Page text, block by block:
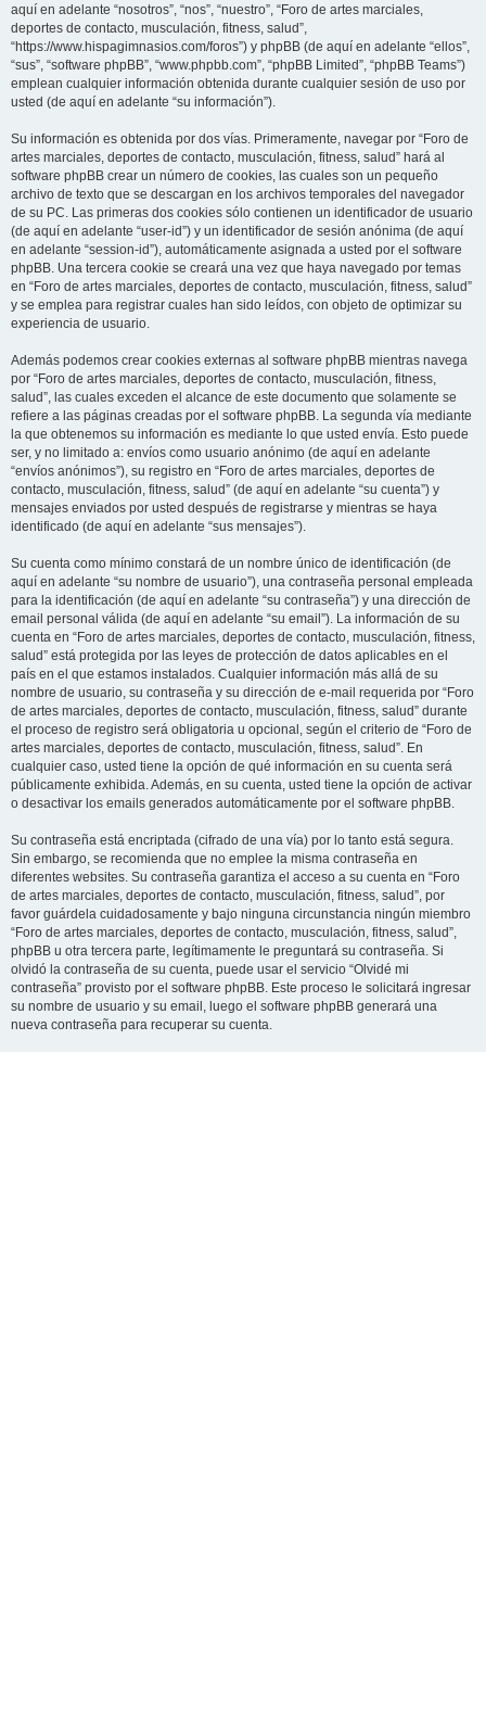
aquí en adelante “nosotros”, “nos”, “nuestro”, “Foro de artes marciales,
deportes de contacto, musculación, fitness, salud”,
“https://www.hispagimnasios.com/foros”) y phpBB (de aquí en adelante “ellos”,
“sus”, “software phpBB”, “www.phpbb.com”, “phpBB Limited”, “phpBB Teams”)
emplean cualquier información obtenida durante cualquier sesión de uso por
usted (de aquí en adelante “su información”).
Su información es obtenida por dos vías. Primeramente, navegar por “Foro de
artes marciales, deportes de contacto, musculación, fitness, salud” hará al
software phpBB crear un número de cookies, las cuales son un pequeño
archivo de texto que se descargan en los archivos temporales del navegador
de su PC. Las primeras dos cookies sólo contienen un identificador de usuario
(de aquí en adelante “user-id”) y un identificador de sesión anónima (de aquí
en adelante “session-id”), automáticamente asignada a usted por el software
phpBB. Una tercera cookie se creará una vez que haya navegado por temas
en “Foro de artes marciales, deportes de contacto, musculación, fitness, salud”
y se emplea para registrar cuales han sido leídos, con objeto de optimizar su
experiencia de usuario.
Además podemos crear cookies externas al software phpBB mientras navega
por “Foro de artes marciales, deportes de contacto, musculación, fitness,
salud”, las cuales exceden el alcance de este documento que solamente se
refiere a las páginas creadas por el software phpBB. La segunda vía mediante
la que obtenemos su información es mediante lo que usted envía. Esto puede
ser, y no limitado a: envíos como usuario anónimo (de aquí en adelante
“envíos anónimos”), su registro en “Foro de artes marciales, deportes de
contacto, musculación, fitness, salud” (de aquí en adelante “su cuenta”) y
mensajes enviados por usted después de registrarse y mientras se haya
identificado (de aquí en adelante “sus mensajes”).
Su cuenta como mínimo constará de un nombre único de identificación (de
aquí en adelante “su nombre de usuario”), una contraseña personal empleada
para la identificación (de aquí en adelante “su contraseña”) y una dirección de
email personal válida (de aquí en adelante “su email”). La información de su
cuenta en “Foro de artes marciales, deportes de contacto, musculación, fitness,
salud” está protegida por las leyes de protección de datos aplicables en el
país en el que estamos instalados. Cualquier información más allá de su
nombre de usuario, su contraseña y su dirección de e-mail requerida por “Foro
de artes marciales, deportes de contacto, musculación, fitness, salud” durante
el proceso de registro será obligatoria u opcional, según el criterio de “Foro de
artes marciales, deportes de contacto, musculación, fitness, salud”. En
cualquier caso, usted tiene la opción de qué información en su cuenta será
públicamente exhibida. Además, en su cuenta, usted tiene la opción de activar
o desactivar los emails generados automáticamente por el software phpBB.
Su contraseña está encriptada (cifrado de una vía) por lo tanto está segura.
Sin embargo, se recomienda que no emplee la misma contraseña en
diferentes websites. Su contraseña garantiza el acceso a su cuenta en “Foro
de artes marciales, deportes de contacto, musculación, fitness, salud”, por
favor guárdela cuidadosamente y bajo ninguna circunstancia ningún miembro
“Foro de artes marciales, deportes de contacto, musculación, fitness, salud”,
phpBB u otra tercera parte, legítimamente le preguntará su contraseña. Si
olvidó la contraseña de su cuenta, puede usar el servicio “Olvidé mi
contraseña” provisto por el software phpBB. Este proceso le solicitará ingresar
su nombre de usuario y su email, luego el software phpBB generará una
nueva contraseña para recuperar su cuenta.